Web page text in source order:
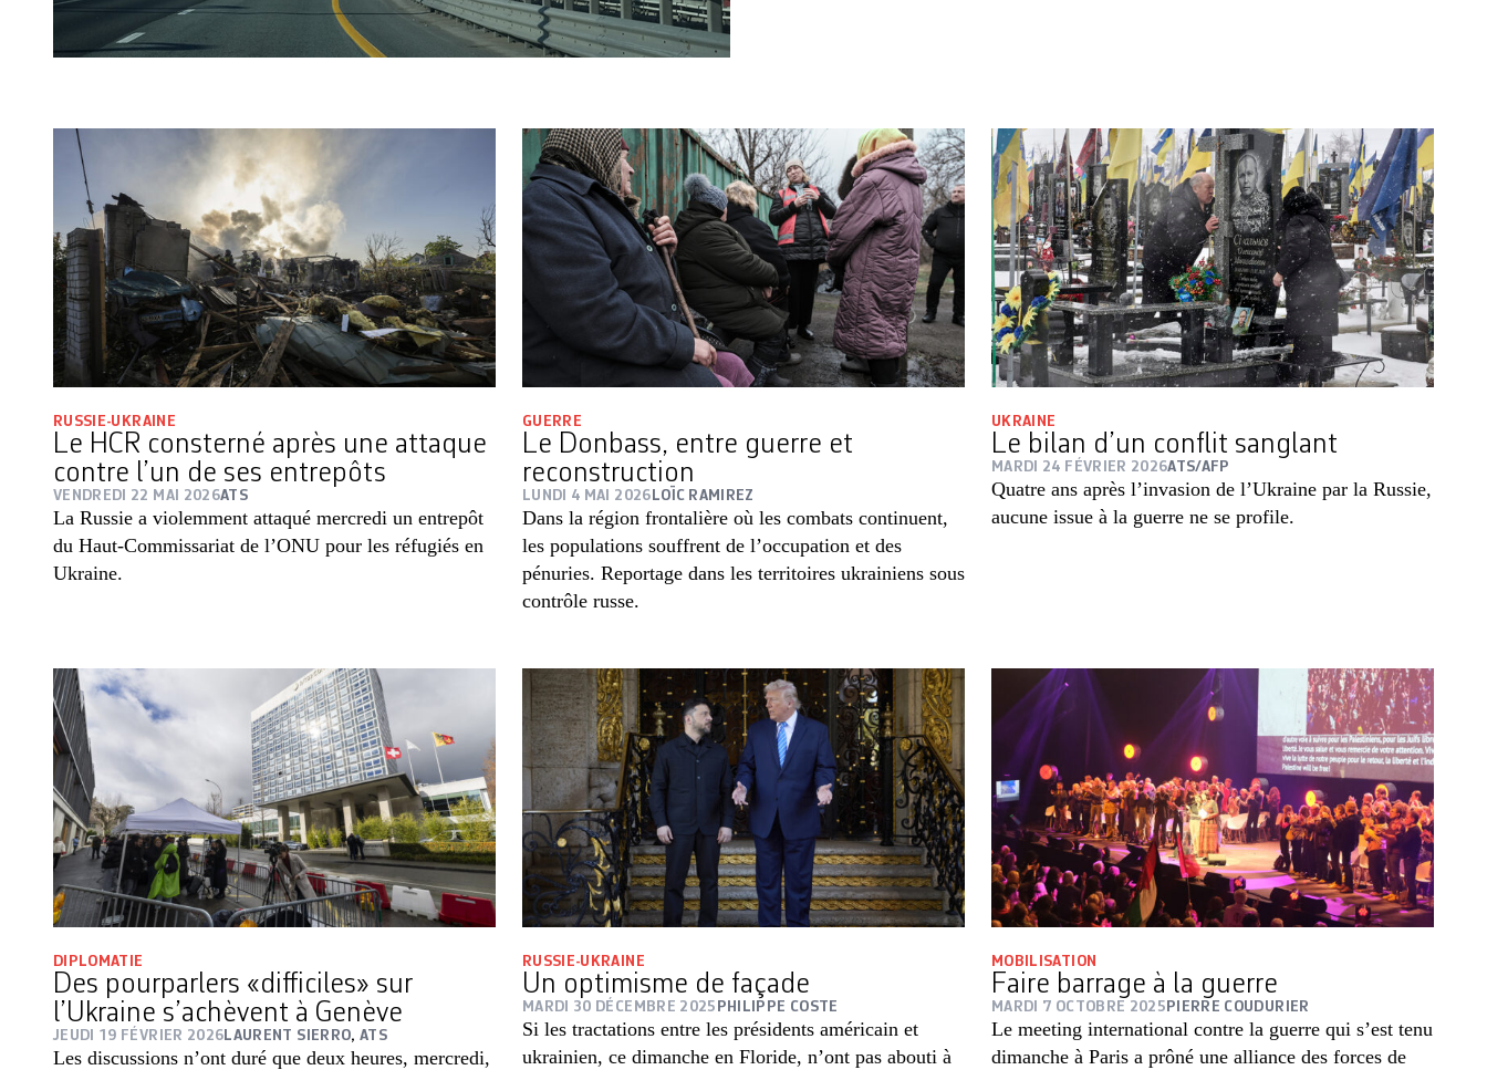
RUSSIE-UKRAINE
Le HCR consterné après une attaque
contre l’un de ses entrepôts
VENDREDI 22 MAI 2026ATS
La Russie a violemment attaqué mercredi un entrepôt
du Haut-Commissariat de l’ONU pour les réfugiés en
Ukraine.
GUERRE
Le Donbass, entre guerre et
reconstruction
LUNDI 4 MAI 2026 LOÏC RAMIREZ
Dans la région frontalière où les combats continuent,
les populations souffrent de l’occupation et des
pénuries. Reportage dans les territoires ukrainiens sous
contrôle russe.
UKRAINE
Le bilan d’un conflit sanglant
MARDI 24 FÉVRIER 2026ATS/AFP
Quatre ans après l’invasion de l’Ukraine par la Russie,
aucune issue à la guerre ne se profile.
DIPLOMATIE
Des pourparlers «difficiles» sur
l’Ukraine s’achèvent à Genève
JEUDI 19 FÉVRIER 2026 LAURENT SIERRO, ATS
Les discussions n’ont duré que deux heures, mercredi,
RUSSIE-UKRAINE
Un optimisme de façade
MARDI 30 DÉCEMBRE 2025 PHILIPPE COSTE
Si les tractations entre les présidents américain et
ukrainien, ce dimanche en Floride, n’ont pas abouti à
MOBILISATION
Faire barrage à la guerre
MARDI 7 OCTOBRE 2025 PIERRE COUDURIER
Le meeting international contre la guerre qui s’est tenu
dimanche à Paris a prôné une alliance des forces de